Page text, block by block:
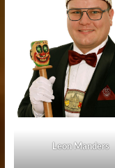
Leon Manders